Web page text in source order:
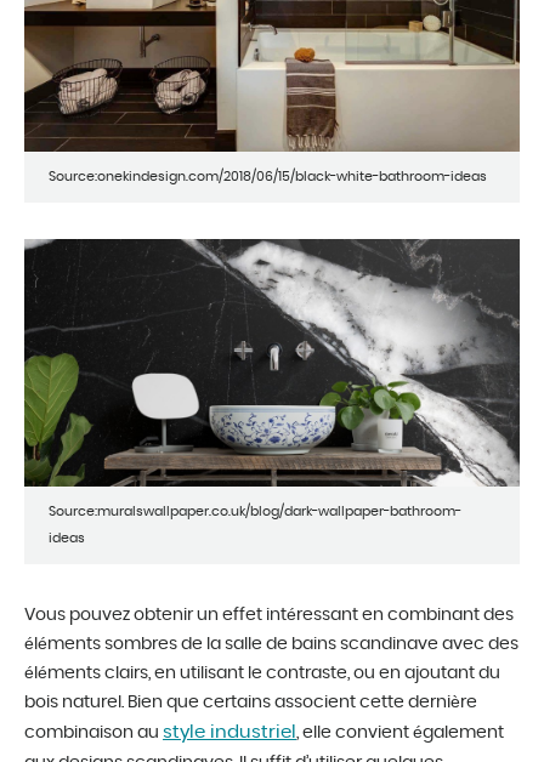
Source:onekindesign.com/2018/06/15/black-white-bathroom-ideas
Source:muralswallpaper.co.uk/blog/dark-wallpaper-bathroom-
ideas
Vous pouvez obtenir un effet intéressant en combinant des
éléments sombres de la salle de bains scandinave avec des
éléments clairs, en utilisant le contraste, ou en ajoutant du
bois naturel. Bien que certains associent cette dernière
combinaison au style industriel
, elle convient également